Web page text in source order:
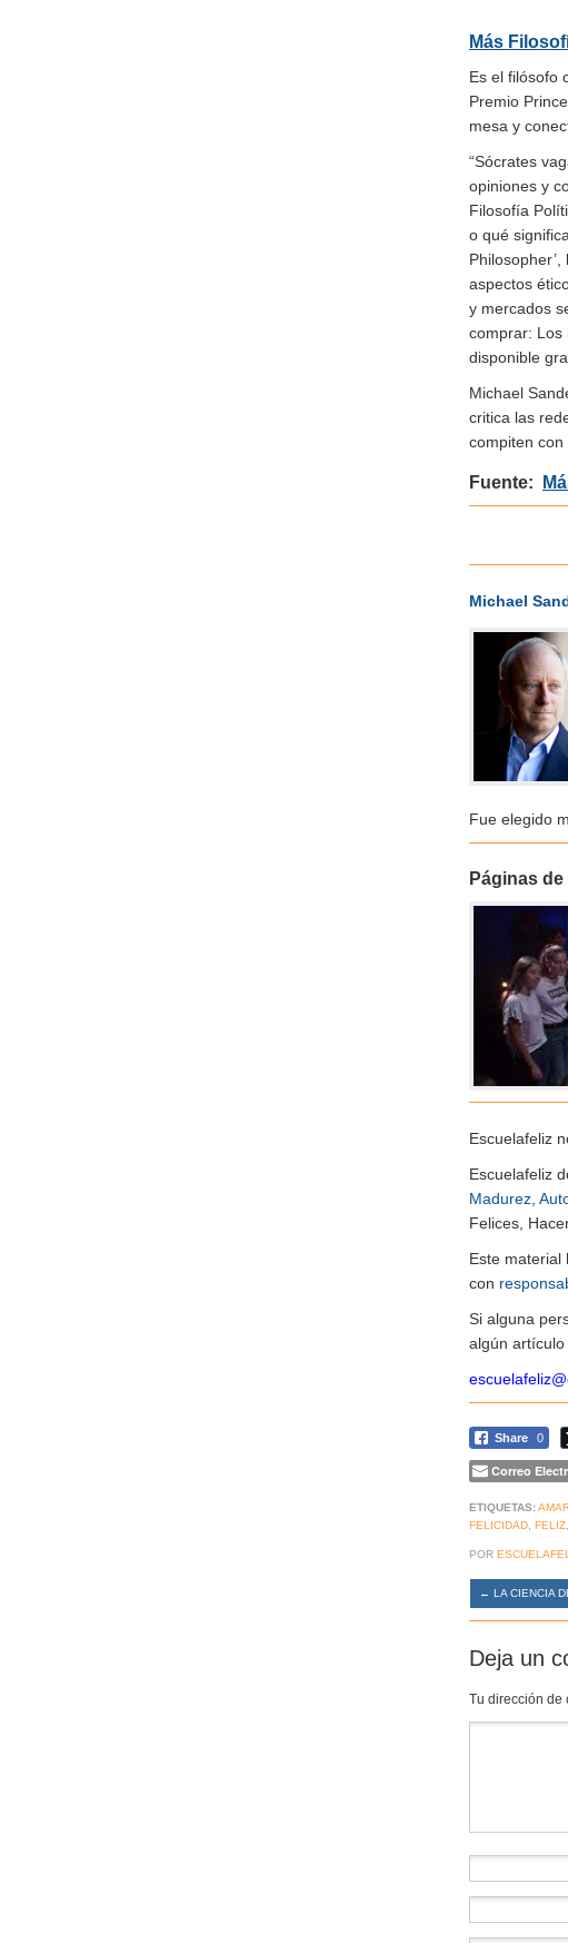
Más
Es el filósofo
Premio
mesa y
“Sócrates
opiniones y
Filosofía
o qué
aspectos
y mercados
comprar: Los
disponible
Michael
critica las
compiten con
Fuente:
Michael
Fue elegido
Páginas
Escuelafeliz
Escuelafeliz
Madurez
Felices,
Este material
con
Si alguna
algún
Share 0
Correo
ETIQUETAS:
FELICIDAD FELIZ
POR
← LA CIENCIA
Deja un
Tu dirección de